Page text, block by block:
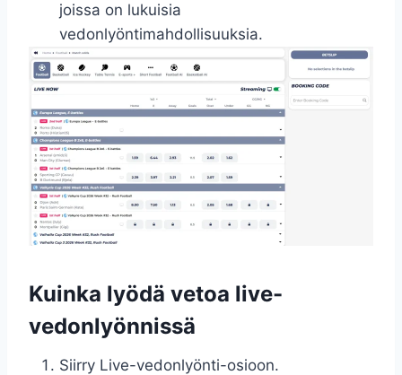
joissa on lukuisia
vedonlyöntimahdollisuuksia.
Kuinka lyödä vetoa live-
vedonlyönnissä
Siirry Live-vedonlyönti-osioon.